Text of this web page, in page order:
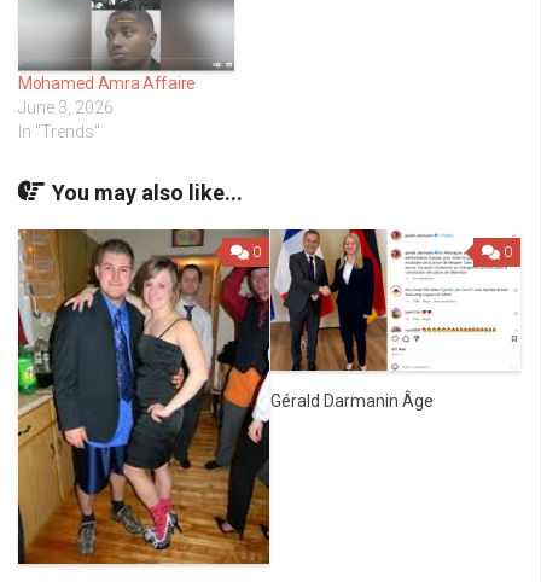
Mohamed Amra Affaire
June 3, 2026
In "Trends"
You may also like...
0 0
Gérald Darmanin Âge